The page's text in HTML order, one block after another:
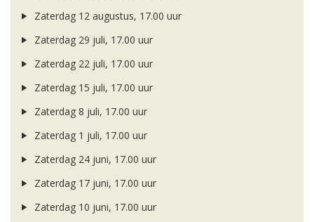
Zaterdag 12 augustus, 17.00 uur
Zaterdag 29 juli, 17.00 uur
Zaterdag 22 juli, 17.00 uur
Zaterdag 15 juli, 17.00 uur
Zaterdag 8 juli, 17.00 uur
Zaterdag 1 juli, 17.00 uur
Zaterdag 24 juni, 17.00 uur
Zaterdag 17 juni, 17.00 uur
Zaterdag 10 juni, 17.00 uur